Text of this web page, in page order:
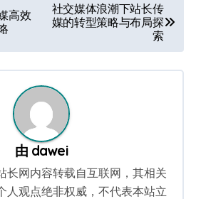
高效
社交媒体浪潮下站长传
媒的转型策略与布局探
索
由 dawei
长网内容转载自互联网，其相关
人观点绝非权威，不代表本站立